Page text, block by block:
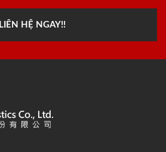
LIÊN HỆ NGAY!!